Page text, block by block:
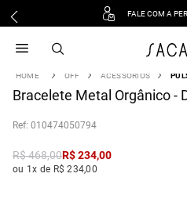
FALE COM A
OFF ACESSÓRIOS
Bracelete Metal Orgânico -
: 010474050794
R$468,00R$234,00
ou 1x de R$ 234,00
vestido
º vestido longo
º calca
º macacão